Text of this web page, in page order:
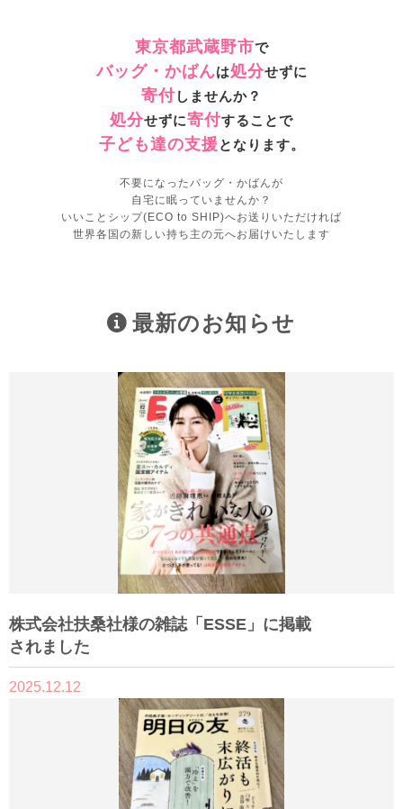
東京都武蔵野市で
バッグ・かばんは処分せずに
寄付しませんか？
処分せずに寄付することで
子ども達の支援 となります。
不要になったバッグ・かばんが
自宅に眠っていませんか？
いいことシップ(ECO to SHIP)へお送りいただければ
世界各国の新しい持ち主の元へお届けいたします
最新のお知らせ
株式会社扶桑社様の雑誌「ESSE」に掲載
されました
2025.12.12